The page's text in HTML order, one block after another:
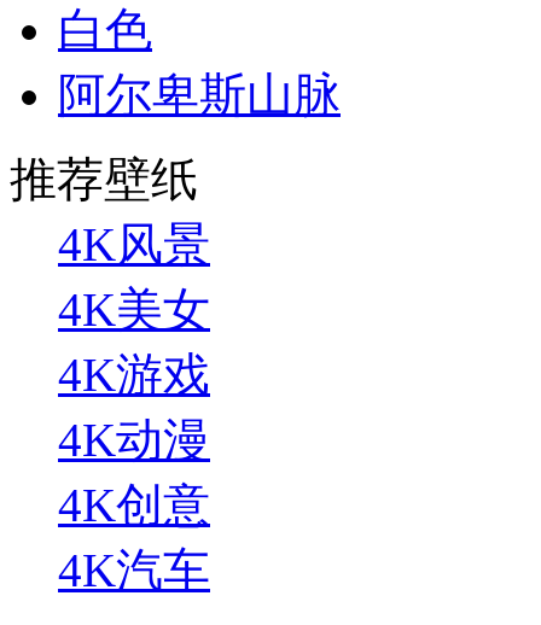
白色
阿尔卑斯山脉
推荐壁纸
4K风景
4K美女
4K游戏
4K动漫
4K创意
4K汽车